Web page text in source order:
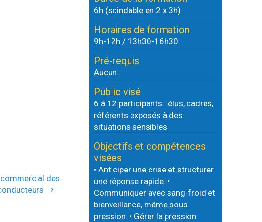
des
6h (scindable en 2 x 3h)
Horaires de formation
9h-12h / 13h30-16h30
Pré-requis
Aucun.
Public visé
6 à 12 participants : élus, cadres,
référents exposés à des
situations sensibles.
Objectifs et compétences
visées
• Anticiper une crise et structurer
une réponse rapide. •
Communiquer avec sang-froid et
bienveillance, même sous
pression. • Gérer la pression